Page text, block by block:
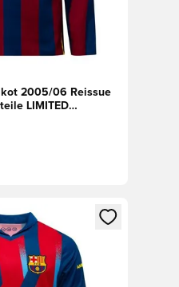
2005/06 Reissue
LIMITED
zum Anmelden oder